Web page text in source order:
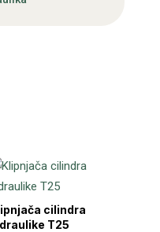
cilindra
T25